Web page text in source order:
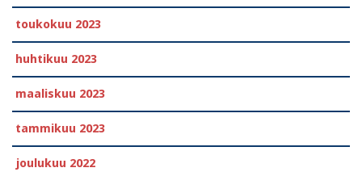
toukokuu 2023
huhtikuu 2023
maaliskuu 2023
tammikuu 2023
joulukuu 2022